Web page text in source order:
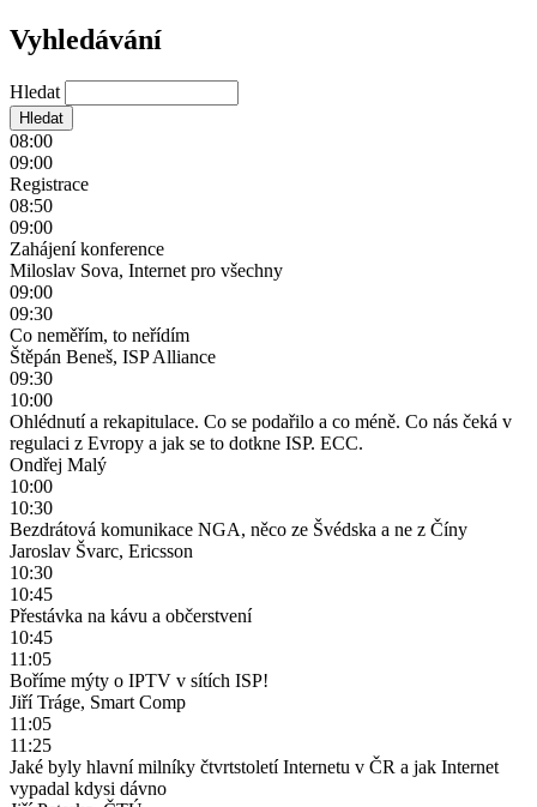
Vyhledávání
Hledat
08:00
09:00
Registrace
08:50
09:00
Zahájení konference
Miloslav Sova, Internet pro všechny
09:00
09:30
Co neměřím, to neřídím
Štěpán Beneš, ISP Alliance
09:30
10:00
Ohlédnutí a rekapitulace. Co se podařilo a co méně. Co nás čeká v
regulaci z Evropy a jak se to dotkne ISP. ECC.
Ondřej Malý
10:00
10:30
Bezdrátová komunikace NGA, něco ze Švédska a ne z Číny
Jaroslav Švarc, Ericsson
10:30
10:45
Přestávka na kávu a občerstvení
10:45
11:05
Boříme mýty o IPTV v sítích ISP!
Jiří Tráge, Smart Comp
11:05
11:25
Jaké byly hlavní milníky čtvrtstoletí Internetu v ČR a jak Internet
vypadal kdysi dávno